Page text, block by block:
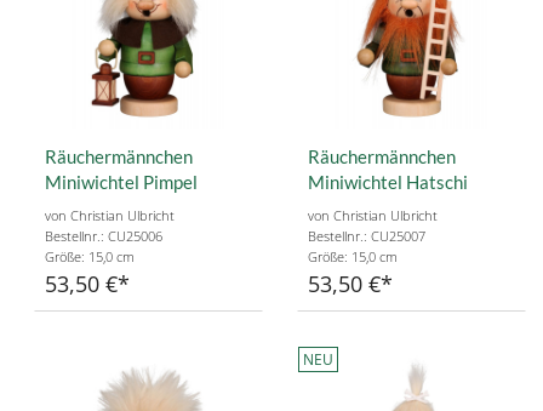
Räuchermännchen
Miniwichtel Pimpel
von Christian Ulbricht
Bestellnr.: CU25006
Größe: 15,0 cm
53,50 €
Räuchermännchen
Miniwichtel Hatschi
von Christian Ulbricht
Bestellnr.: CU25007
Größe: 15,0 cm
53,50 €
NEU